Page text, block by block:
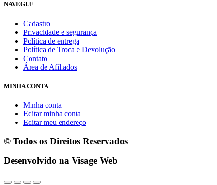
NAVEGUE
Cadastro
Privacidade e segurança
Política de entrega
Política de Troca e Devolução
Contato
Área de Afiliados
MINHA CONTA
Minha conta
Editar minha conta
Editar meu endereço
© Todos os Direitos Reservados
Desenvolvido na Visage Web